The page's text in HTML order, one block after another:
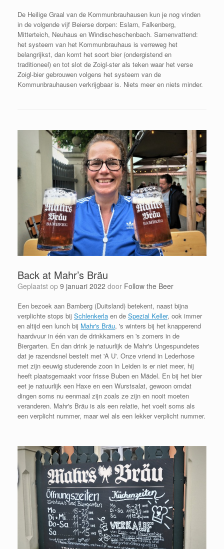
De Heilige Graal van de Kommunbrauhausen kun je nog vinden
in de volgende vijf Beierse dorpen: Eslarn, Falkenberg,
Mitterteich, Neuhaus en Windischeschenbach. Samenvattend:
het systeem van het Kommunbrauhaus is verreweg het
belangrijkst, dan komt het soort bier (ondergistend en
traditioneel) en tot slot de Zoigl-ster als teken waar het verse
Zoigl-bier gebrouwen volgens het systeem van de
Kommunbrauhausen verkrijgbaar is. Niets meer en niets minder.
Back at Mahr’s Bräu
Geplaatst op 9 januari 2022 door Follow the Beer
Een bezoek aan Bamberg (Duitsland) betekent, naast bijna
verplichte stops bij Schlenkerla en de Spezial Keller, ook immer
en altijd een lunch bij Mahr's Bräu, 's winters bij het knapperend
haardvuur in één van de drinkkamers en 's zomers in de
Biergarten. En dan drink je natuurlijk de Mahr's Ungespundetes
dat je razendsnel bestelt met 'A U'. Onze vriend in Lederhose
met zijn eeuwig studerende zoon in Leiden is er niet meer, hij
heeft plaatsgemaakt voor frisse Buben en Mädel. En bij het bier
eet je natuurlijk een Haxe en een Wurstsalat, gewoon omdat
dingen soms nu eenmaal zijn zoals ze zijn en nooit moeten
veranderen. Mahr's Bräu is als een relatie, het voelt soms als
een verplicht nummer, maar wel als een lekker verplicht nummer.